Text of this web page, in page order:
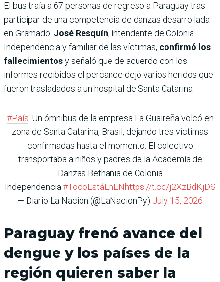
El bus traía a 67 personas de regreso a Paraguay tras
participar de una competencia de danzas desarrollada
en Gramado. José Resquín, intendente de Colonia
Independencia y familiar de las víctimas, confirmó los
fallecimientosy señaló que de acuerdo con los
informes recibidos el percance dejó varios heridos que
fueron trasladados a un hospital de Santa Catarina.
#País . Un ómnibus de la empresa La Guaireña volcó en
zona de Santa Catarina, Brasil, dejando tres víctimas
confirmadas hasta el momento. El colectivo
transportaba a niños y padres de la Academia de
Danzas Bethania de Colonia
Independencia.#TodoEstáEnLNhttps://t.co/j2XzBdKjDS
— Diario La Nación (@LaNacionPy) July 15, 2026
Paraguay frenó avance del
dengue y los países de la
región quieren saber la